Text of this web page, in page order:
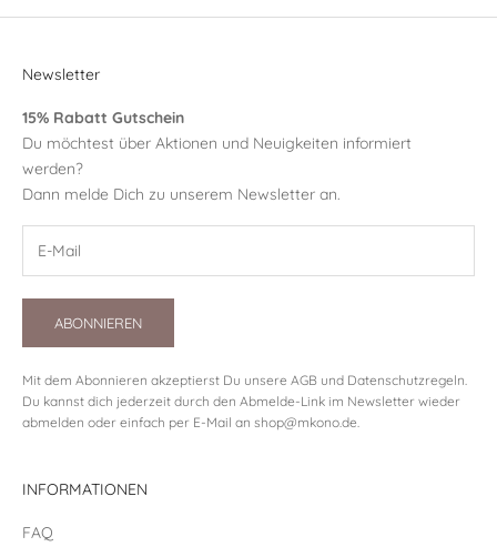
Newsletter
15% Rabatt Gutschein
Du möchtest über Aktionen und Neuigkeiten informiert
werden?
Dann melde Dich zu unserem Newsletter an.
ABONNIEREN
Mit dem Abonnieren akzeptierst Du unsere AGB und Datenschutzregeln
Du kannst dich jederzeit durch den Abmelde-Link im Newsletter wieder
abmelden oder einfach per E-Mail an shop@mkono.de
INFORMATIONEN
FAQ